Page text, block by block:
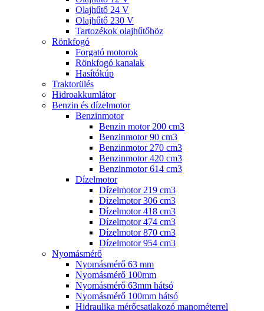
Olajhűtő 24 V
Olajhűtő 230 V
Tartozékok olajhűtőhöz
Rönkfogó
Forgató motorok
Rönkfogó kanalak
Hasítókúp
Traktorülés
Hidroakkumlátor
Benzin és dízelmotor
Benzinmotor
Benzin motor 200 cm3
Benzinmotor 90 cm3
Benzinmotor 270 cm3
Benzinmotor 420 cm3
Benzinmotor 614 cm3
Dízelmotor
Dízelmotor 219 cm3
Dízelmotor 306 cm3
Dízelmotor 418 cm3
Dízelmotor 474 cm3
Dízelmotor 870 cm3
Dízelmotor 954 cm3
Nyomásmérő
Nyomásmérő 63 mm
Nyomásmérő 100mm
Nyomásmérő 63mm hátsó
Nyomásmérő 100mm hátsó
Hidraulika mérőcsatlakozó manométerrel